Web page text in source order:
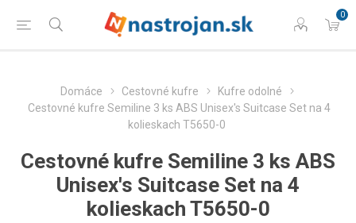
0
Domáce Cestovné kufre
Kufre odolné
Cestovné kufre Semiline 3 ks ABS Unisex's Suitcase Set na 4
kolieskach T5650-0
Cestovné kufre Semiline 3 ks ABS
Unisex's Suitcase Set na 4
kolieskach T5650-0